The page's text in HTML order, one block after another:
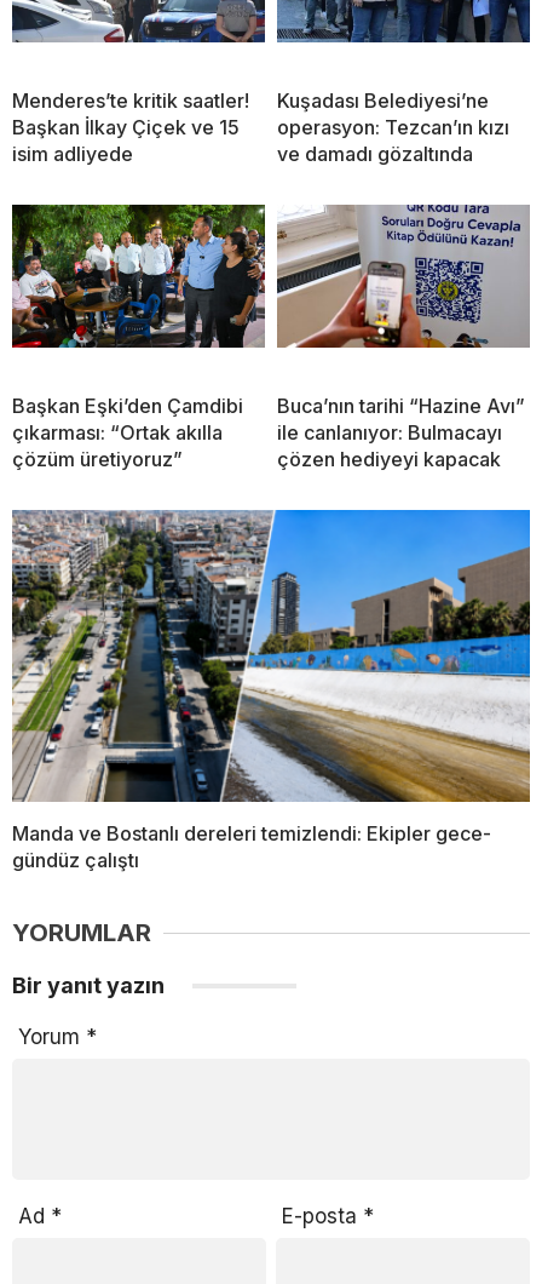
Menderes’te kritik saatler!
Başkan İlkay Çiçek ve 15
isim adliyede
Kuşadası Belediyesi’ne
operasyon: Tezcan’ın kızı
ve damadı gözaltında
Başkan Eşki’den Çamdibi
çıkarması: “Ortak akılla
çözüm üretiyoruz”
Buca’nın tarihi “Hazine Avı”
ile canlanıyor: Bulmacayı
çözen hediyeyi kapacak
Manda ve Bostanlı dereleri temizlendi: Ekipler gece-
gündüz çalıştı
YORUMLAR
Bir yanıt yazın
Yorum *
Ad * E-posta *